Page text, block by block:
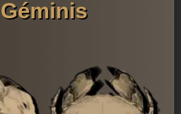
Géminis